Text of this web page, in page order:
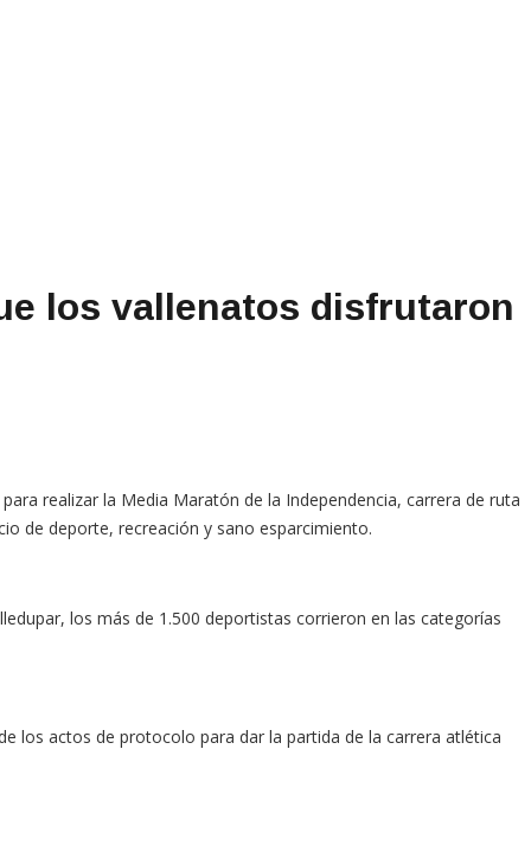
los vallenatos disfrutaron
realizar la Media Maratón de la Independencia, carrera de ruta
de deporte, recreación y sano esparcimiento.
los más de 1.500 deportistas corrieron en las categorías
los actos de protocolo para dar la partida de la carrera atlética